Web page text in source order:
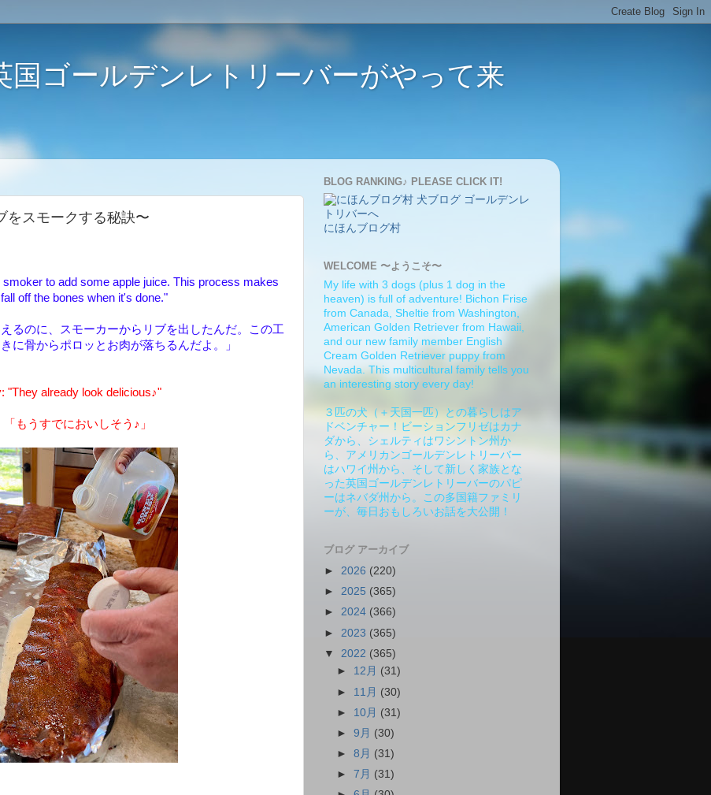
国ゴールデンレトリーバーがやって来
をスモークする秘訣〜
to add some apple juice. This process makes
off the bones when it's done."
るのに、スモーカーからリブを出したんだ。この工
に骨からポロッとお肉が落ちるんだよ。」
"They already look delicious♪"
「もうすでにおいしそう♪」
BLOG RANKING♪ PLEASE CLICK IT!
にほんブログ村
WELCOME 〜ようこそ〜
My life with 3 dogs (plus 1 dog in the
heaven) is full of adventure! Bichon Frise
from Canada, Sheltie from Washington,
American Golden Retriever from Hawaii,
and our new family member English
Cream Golden Retriever puppy from
Nevada. This multicultural family tells you
an interesting story every day!
３匹の犬（＋天国一匹）との暮らしはア
ドベンチャー！ビーションフリゼはカナ
ダから、シェルティはワシントン州か
ら、アメリカンゴールデンレトリーバー
はハワイ州から、そして新しく家族とな
った英国ゴールデンレトリーバーのパピ
ーはネバダ州から。この多国籍ファミリ
ーが、毎日おもしろいお話を大公開！
ブログ アーカイブ
► 2026 (220)
► 2025 (365)
► 2024 (366)
► 2023 (365)
▼ 2022 (365)
► 12月 (31)
► 11月 (30)
► 10月 (31)
►9月 (30)
►8月 (31)
►7月 (31)